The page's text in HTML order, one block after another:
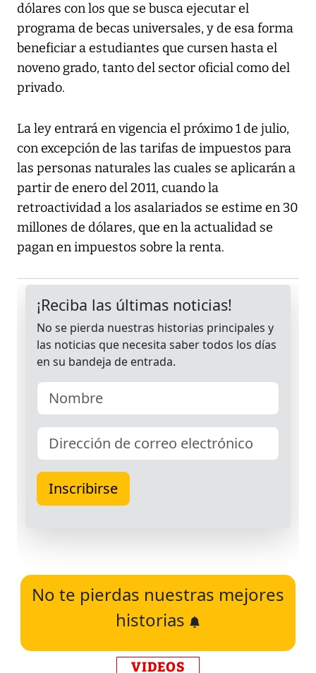
dólares con los que se busca ejecutar el
programa de becas universales, y de esa forma
beneficiar a estudiantes que cursen hasta el
noveno grado, tanto del sector oficial como del
privado.
La ley entrará en vigencia el próximo 1 de julio,
con excepción de las tarifas de impuestos para
las personas naturales las cuales se aplicarán a
partir de enero del 2011, cuando la
retroactividad a los asalariados se estime en 30
millones de dólares, que en la actualidad se
pagan en impuestos sobre la renta.
No te pierdas nuestras mejores
historias
VIDEOS